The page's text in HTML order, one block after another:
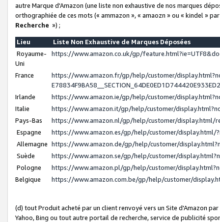
autre Marque d'Amazon (une liste non exhaustive de nos marques
orthographiée de ces mots (« ammazon », « amaozn » ou « kindel »
Recherche ») ;
Lieu
Liste Non Exhaustive de Marques Déposées
Royaume-
Uni
https://www.amazon.co.uk/gp/
France
https://www.amazon.fr/gp/help/customer/
Irlande
https://www.amazon.ie/gp/help/customer/
Italie
https://www.amazon.it/gp/help/customer/
Pays-Bas
https://www.amazon.nl/gp/help/customer/display.html/
Espagne
https://www.amazon.es/gp/help/customer/display.html/
Allemagne https://www.amazon.de/gp/help/customer/
Suède
https://www.amazon.se/gp/help/customer/
Pologne
https://www.amazon.pl/gp/help/customer/
Belgique
https://www.amazon.com.be/gp/help/customer/
(d) tout Produit acheté par un client renvoyé vers un Site d'Amazon
Yahoo, Bing ou tout autre portail de recherche, service de publicité